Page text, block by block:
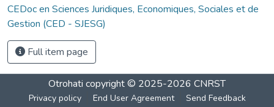
CEDoc en Sciences Juridiques, Economiques, Sociales et de
Gestion (CED - SJESG)
Full item page
Otrohati copyright © 2025-2026 CNRST
Privacy policy End User Agreement Send Feedback